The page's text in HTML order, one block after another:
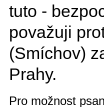
tuto -
považuji
(Smíchov)
Prahy.
Pro možnost